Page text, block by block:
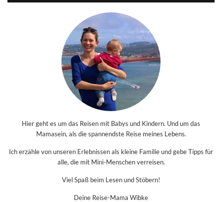
Hier geht es um das Reisen mit Babys und Kindern. Und um das
Mamasein, als die spannendste Reise meines Lebens.
Ich erzähle von unseren Erlebnissen als kleine Familie und gebe Tipps für
alle, die mit Mini-Menschen verreisen.
Viel Spaß beim Lesen und Stöbern!
Deine Reise-Mama Wibke